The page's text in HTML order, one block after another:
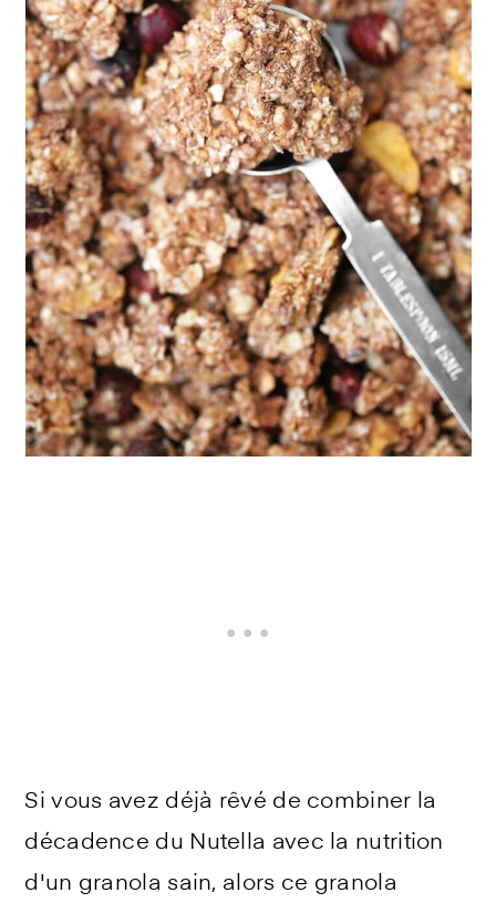
Si vous avez déjà rêvé de combiner la
décadence du Nutella avec la nutrition
d'un granola sain, alors ce granola